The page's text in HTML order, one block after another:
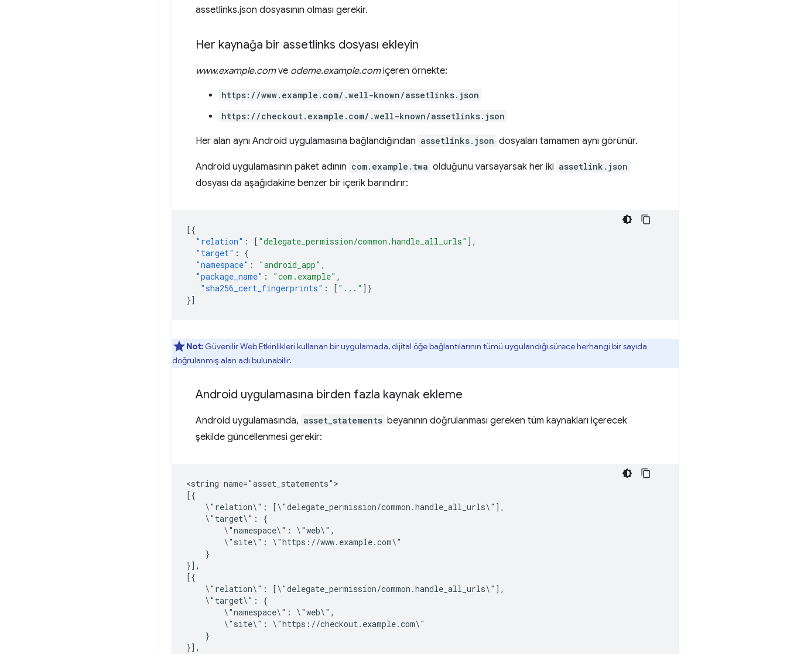
assetlinks.json dosyasının olması gerekir.
Her kaynağa bir assetlinks dosyası ekleyin
www.example.comve odeme.example.comiçeren örnekte:
https://www.example.com/.well-known/assetlinks.json
https://checkout.example.com/.well-known/assetlinks.json
Her alan aynı Android uygulamasına bağlandığından assetlinks.json dosyaları tamamen aynı görünür.
Android uygulamasının paket adının com.example.twa olduğunu varsayarsak her iki assetlink.json
dosyası da aşağıdakine benzer bir içerik barındırır:
[{
"relation" : [ "delegate_permission/common.handle_all_urls" ],
"target" :
{
"namespace" : "android_app" ,
"package_name" : "com.example" ,
"sha256_cert_fingerprints" : [ "..." ]}
}]
Not: Güvenilir Web Etkinlikleri kullanan bir uygulamada, dijital öğe bağlantılarının tümü uygulandığı sürece herhangi bir sayıda
doğrulanmış alan adı bulunabilir.
Android uygulamasına birden fazla kaynak ekleme
Android uygulamasında, asset_statements beyanının doğrulanması gereken tüm kaynakları içerecek
şekilde güncellenmesi gerekir:
<string name="asset_statements">
\"relation\":
\"target\":
\"namespace\":
\"site\":
}
}],
\"relation\":
\"target\":
\"namespace\":
\"site\":
}
}],